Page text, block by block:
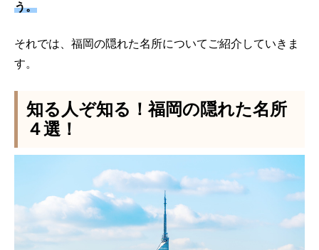
う。
それでは、福岡の隠れた名所についてご紹介していきま
す。
知る人ぞ知る！福岡の隠れた名所
４選！